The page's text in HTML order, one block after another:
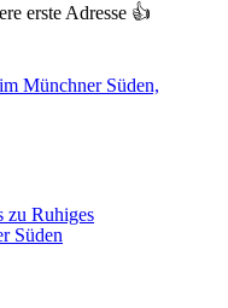
erste Adresse 👍
Münchner Süden,
zu Ruhiges
Süden